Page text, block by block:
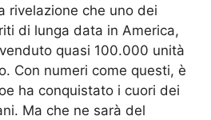
rivelazione che uno dei
di lunga data in America,
quasi 100.000 unità
Con numeri come questi, è
ha conquistato i cuori dei
Ma che ne sarà del